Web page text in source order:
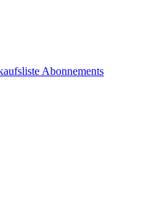
Abonnements